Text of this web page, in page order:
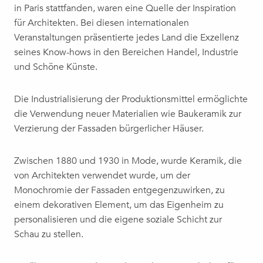
in Paris stattfanden, waren eine Quelle der Inspiration
für Architekten. Bei diesen internationalen
Veranstaltungen präsentierte jedes Land die Exzellenz
seines Know-hows in den Bereichen Handel, Industrie
und Schöne Künste.
Die Industrialisierung der Produktionsmittel ermöglichte
die Verwendung neuer Materialien wie Baukeramik zur
Verzierung der Fassaden bürgerlicher Häuser.
Zwischen 1880 und 1930 in Mode, wurde Keramik, die
von Architekten verwendet wurde, um der
Monochromie der Fassaden entgegenzuwirken, zu
einem dekorativen Element, um das Eigenheim zu
personalisieren und die eigene soziale Schicht zur
Schau zu stellen.